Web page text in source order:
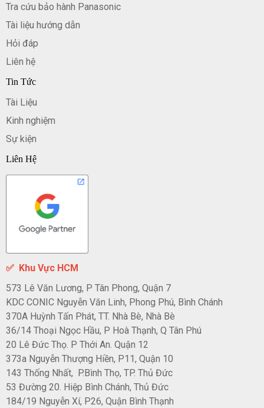
Tra cứu bảo hành Panasonic
Tài liệu hướng dẫn
Hỏi đáp
Liên hệ
Tin Tức
Tài Liệu
Kinh nghiệm
Sự kiện
Liên Hệ
✅ Khu Vực HCM
573 Lê Văn Lương, P Tân Phong, Quận 7
KDC CONIC Nguyễn Văn Linh, Phong Phú, Bình Chánh
370A Huỳnh Tấn Phát, TT. Nhà Bè, Nhà Bè
36/14 Thoại Ngọc Hầu, P Hoà Thạnh, Q Tân Phú
20 Lê Đức Thọ. P Thới An. Quận 12
373a Nguyễn Thượng Hiền, P11, Quận 10
143 Thống Nhất, P.Bình Thọ, TP. Thủ Đức
53 Đường 20. Hiệp Bình Chánh, Thủ Đức
184/19 Nguyễn Xí, P26, Quận Bình Thạnh